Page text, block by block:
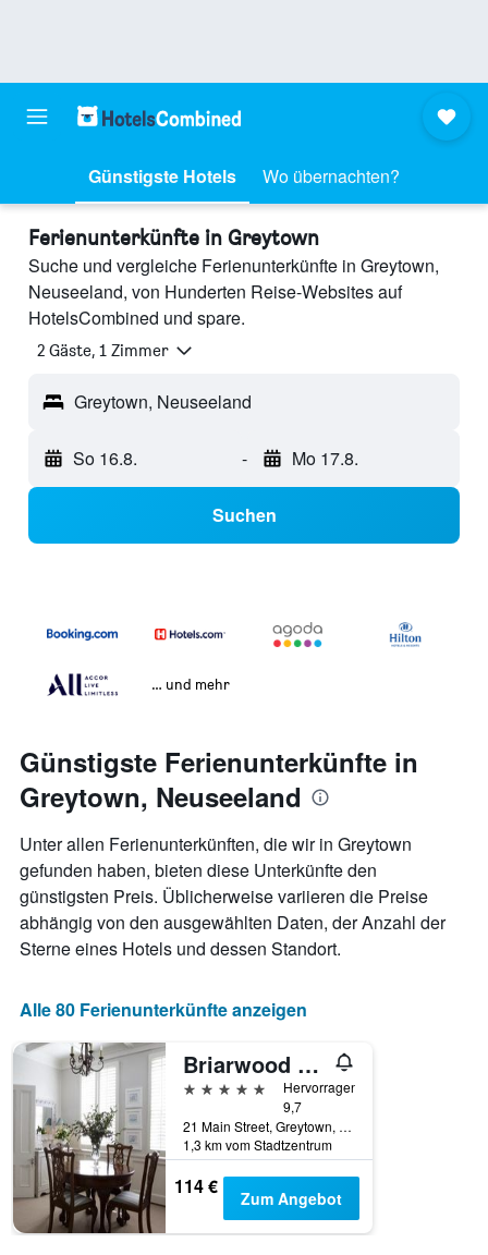
Günstigste Hotels Wo übernachten?
Ferienunterkünfte in Greytown
Suche und vergleiche Ferienunterkünfte in Greytown,
Neuseeland, von Hunderten Reise-Websites auf
HotelsCombined und spare.
2 Gäste, 1 Zimmer
Greytown, Neuseeland
So 16.8. - Mo 17.8.
Suchen
… und mehr
Günstigste Ferienunterkünfte in
Greytown, Neuseeland
Unter allen Ferienunterkünften, die wir in Greytown
gefunden haben, bieten diese Unterkünfte den
günstigsten Preis. Üblicherweise variieren die Preise
abhängig von den ausgewählten Daten, der Anzahl der
Sterne eines Hotels und dessen Standort.
Alle 80 Ferienunterkünfte anzeigen
Briarwood Boutique Accommodation
5 Sterne
Hervorragend
9,7
21 Main Street, Greytown, Neuseeland
1,3 km vom Stadtzentrum
114 € Zum Angebot